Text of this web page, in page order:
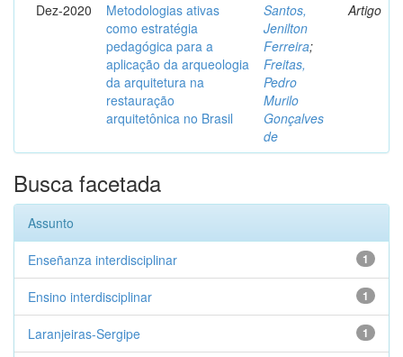
Dez-2020
Metodologias ativas
como estratégia
pedagógica para a
aplicação da arqueologia
da arquitetura na
restauração
arquitetônica no Brasil
Santos,
Jenilton
Ferreira;
Freitas,
Pedro
Murilo
Gonçalves
de
Artigo
Busca facetada
Assunto
1
Enseñanza interdisciplinar
1
Ensino interdisciplinar
1
Laranjeiras-Sergipe